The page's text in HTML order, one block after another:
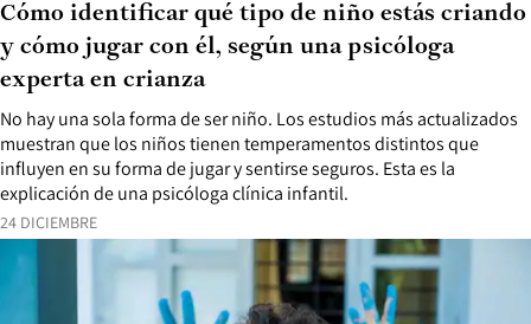
24 DICIEMBRE
No hay una sola forma de ser niño. Los estudios más actualizados
muestran que los niños tienen temperamentos distintos que
influyen en su forma de jugar y sentirse seguros. Esta es la
explicación de una psicóloga clínica infantil.
Cómo identificar qué tipo de niño estás criando
y cómo jugar con él, según una psicóloga
experta en crianza